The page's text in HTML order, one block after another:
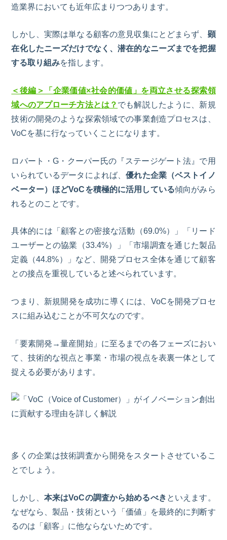
造業界においても近年広まりつつあります。
しかし、実際は単なる顧客の意見収集にとどまらず、 顕
在化したニーズだけでなく、潜在的なニーズまでを把握
する取り組みを指します。
＜後編＞「企業価値×社会的価値」を両立させる探索領
域へのアプローチ方法とは？ でも解説したように、新規
技術の開発のような探索領域での事業創造プロセスは、
VoCを基に行なっていくことになります。
ロバート・ G・クーパー氏の 『ステージゲート法』で用
いられているデータによれば、優れた企業（ベストイノ
ベーター）ほどVoCを積極的に活用している傾向がみら
れるとのことです。
具体的には「顧客との密接な活動（69.0%）」「リード
ユーザーとの協業（33.4%）」「市場調査を通じた製品
定義（44.8%）」など、開発プロセス全体を通じて顧客
との接点を重視していると述べられています。
つまり、新規開発を成功に導くには、 VoCを開発プロセ
スに組み込むことが不可欠なのです。
「要素開発 →量産開始」に至るまでの各フェーズにおい
て、技術的な視点と事業・市場の視点を表裏一体として
捉える必要があります。
多くの企業は技術調査から開発をスタートさせているこ
とでしょう。
しかし、 本来はVoCの調査から始めるべき といえます。
なぜなら、製品・技術という「価値」を最終的に判断す
るのは「顧客」に他ならないためです。